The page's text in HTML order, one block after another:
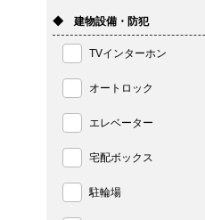
◆ 建物設備・防犯
TVインターホン
オートロック
エレベーター
宅配ボックス
駐輪場